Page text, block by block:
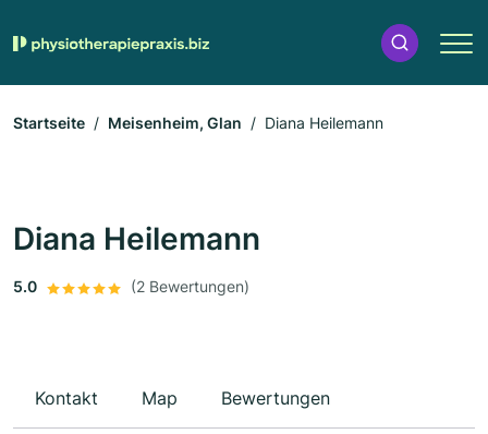
Startseite Meisenheim, Glan Diana Heilemann
Diana Heilemann
5.0 (2 Bewertungen)
Kontakt Map Bewertungen